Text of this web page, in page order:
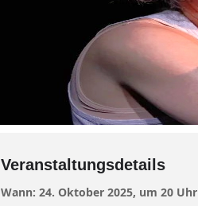
Veranstaltungsdetails
Wann: 24. Oktober 2025, um 20 Uhr